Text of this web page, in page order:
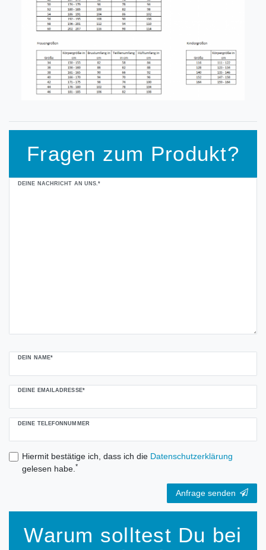
Fragen zum Produkt?
DEINE NACHRICHT AN UNS.*
DEIN NAME*
DEINE EMAILADRESSE*
DEINE TELEFONNUMMER
Hiermit bestätige ich, dass ich die Daten­schutz­erklärung
gelesen habe.*
Ceres::Template.mailFormHoneypotLabel
Anfrage senden
Warum solltest Du bei